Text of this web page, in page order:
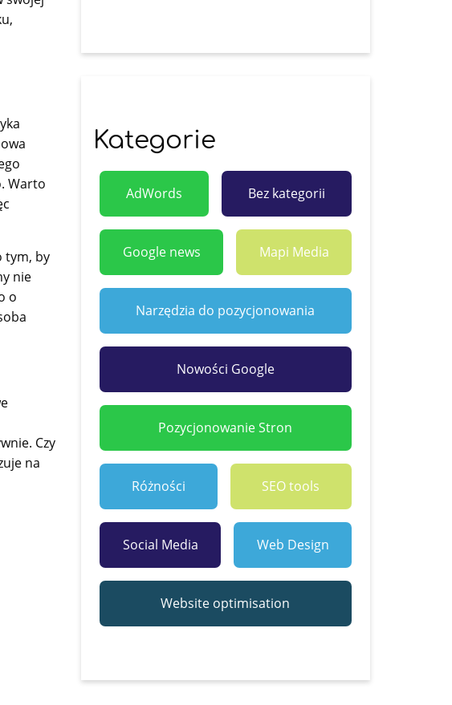
Warto
tym, by
nie
o
Czy
na
Kategorie
AdWords Bez kategorii
Google news Mapi Media
Narzędzia do pozycjonowania
Nowości Google
Pozycjonowanie Stron
Różności SEO tools
Social Media Web Design
Website optimisation